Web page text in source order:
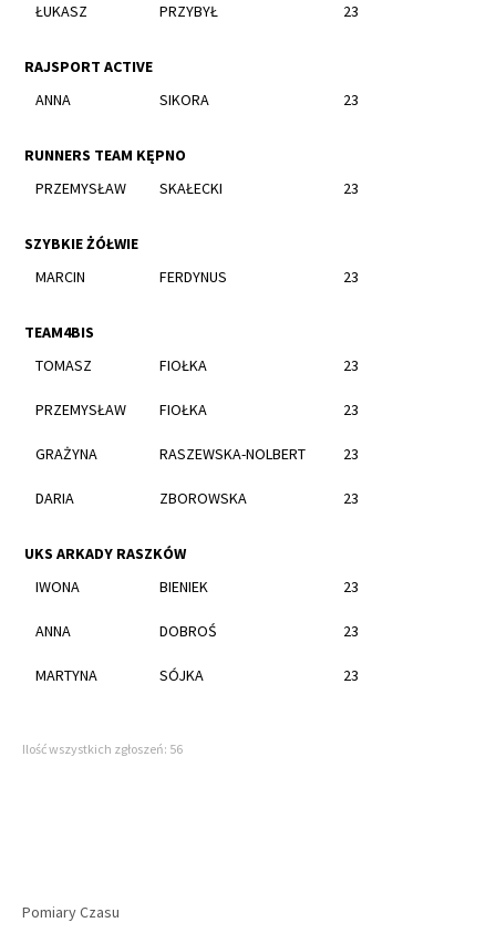
ŁUKASZ
PRZYBYŁ 23
RAJSPORT ACTIVE
ANNA
SIKORA 23
RUNNERS TEAM KĘPNO
PRZEMYSŁAW
SKAŁECKI 23
SZYBKIE ŻÓŁWIE
MARCIN
FERDYNUS 23
TEAM4BIS
TOMASZ
FIOŁKA 23
PRZEMYSŁAW FIOŁKA 23
GRAŻYNA RASZEWSKA-NOLBERT 23
DARIA ZBOROWSKA 23
UKS ARKADY RASZKÓW
IWONA
BIENIEK 23
ANNA DOBROŚ 23
MARTYNA SÓJKA 23
Ilość wszystkich zgłoszeń: 56
Pomiary Czasu